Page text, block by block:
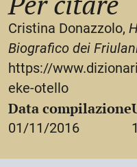
Cristina Donazzolo,
Biografico dei
https://
eke-otello
Data compilazione
01/11/2016